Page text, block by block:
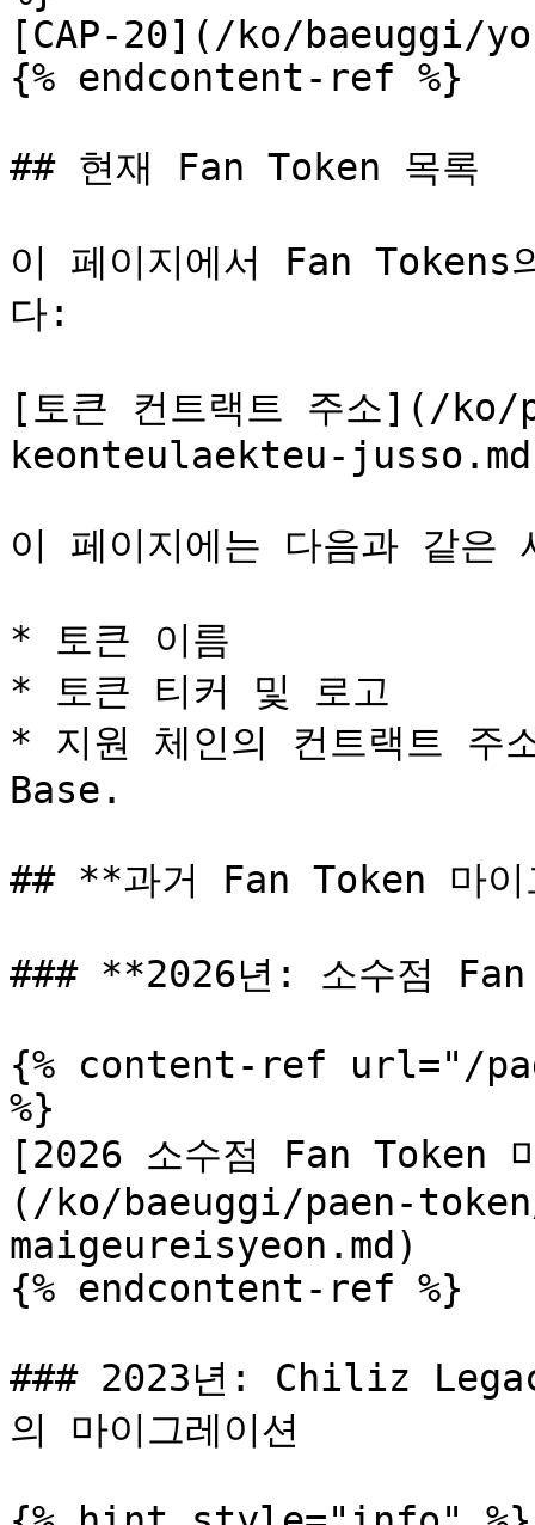
[CAP-20](/ko/baeuggi/
{% endcontent-ref %}
## 현재 Fan Token 목록
이 페이지에서 Fan Tokens
다:
[토큰 컨트랙트 주소](/
keonteulaekteu-
이 페이지에는 다음과 같은
* 토큰 이름
* 토큰 티커 및 로고
* 지원 체인의 컨트랙트
Base.
## **과거 Fan Token 마이
### **2026년: 소수점 Fan
{% content-ref url="/
%}
[2026 소수점 Fan Token
(/ko/baeuggi/paen-
maigeureisyeon.md)
{% endcontent-ref %}
### 2023년: Chiliz
의 마이그레이션